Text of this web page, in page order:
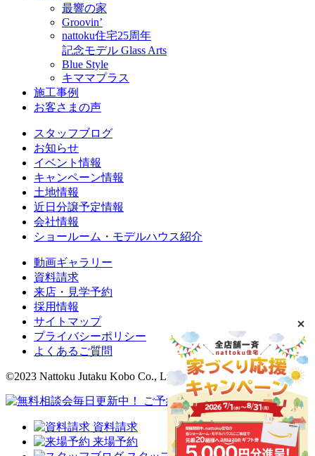
最響の家
Groovin’
nattoku住宅25周年
記念モデル Glass Arts
Blue Style
キママプラス
施工事例
お客さまの声
スタッフブログ
お知らせ
イベント情報
キャンペーン情報
土地情報
近日分譲予定情報
会社情報
ショールーム・モデルハウス紹介
動画ギャラリー
資料請求
来店・見学予約
採用情報
サイトマップ
プライバシーポリシー
よくあるご質問
©2023 Nattoku Jutaku Kobo Co., Ltd.
資料請求
来場予約